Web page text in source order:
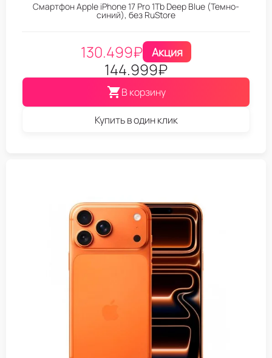
Смартфон Apple iPhone 17 Pro 1Tb Deep Blue (Темно-
синий), без RuStore
130.499₽ Акция
144.999₽
В корзину
Купить в один клик